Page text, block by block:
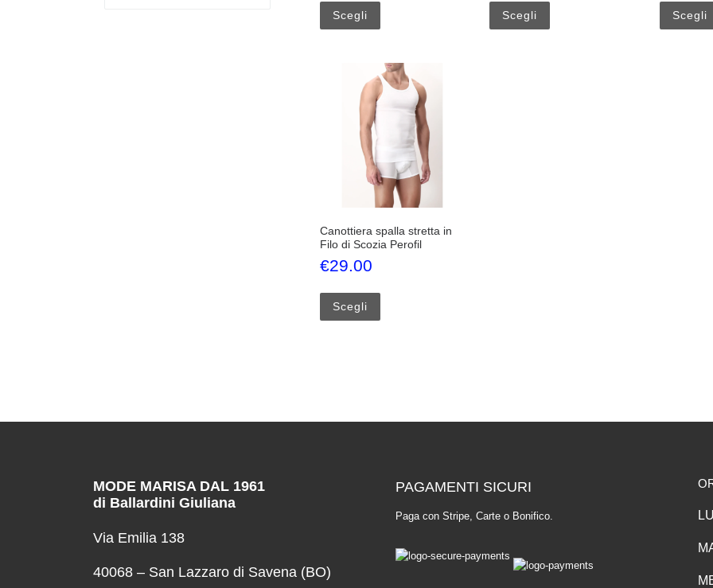
Scegli Scegli Scegli
Canottiera spalla stretta in
Filo di Scozia Perofil
€29.00
Scegli
MODE MARISA DAL 1961
di Ballardini Giuliana
Via Emilia 138
40068 – San Lazzaro di Savena (BO)
PAGAMENTI SICURI
Paga con Stripe, Carte o Bonifico.